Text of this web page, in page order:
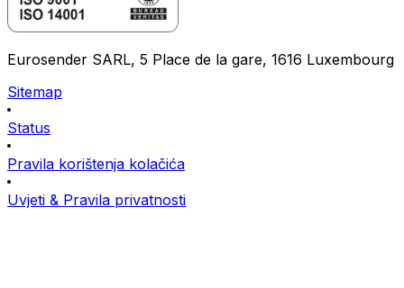
Eurosender SARL, 5 Place de la gare, 1616 Luxembourg
Sitemap
Status
Pravila korištenja kolačića
Uvjeti & Pravila privatnosti